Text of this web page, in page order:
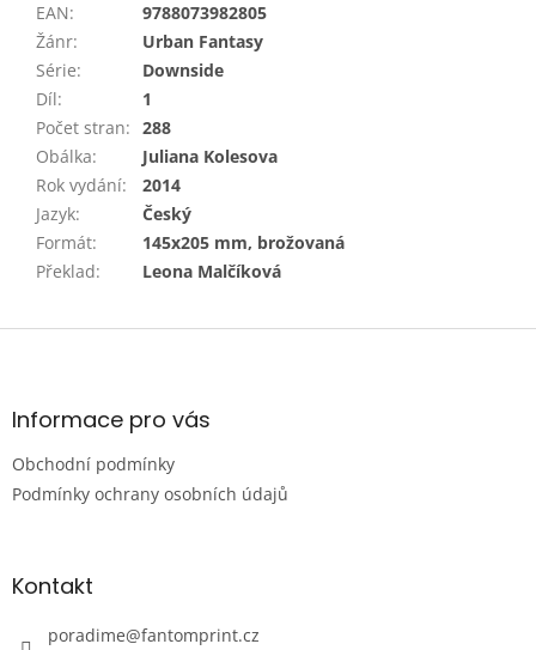
EAN:
9788073982805
Žánr:
Urban Fantasy
Série:
Downside
Díl:
1
Počet stran: 288
Obálka:
Juliana Kolesova
Rok vydání:
2014
Jazyk:
Český
Formát:
145x205 mm, brožovaná
Překlad: Leona Malčíková
Z
aInformace pro vás
Obchodní podmínky
Podmínky ochrany osobních údajů
Kontakt
poradime@fantomprint.cz